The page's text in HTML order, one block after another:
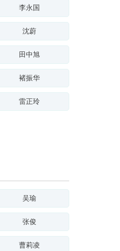
李永国
沈蔚
田中旭
褚振华
雷正玲
吴瑜
张俊
曹莉凌